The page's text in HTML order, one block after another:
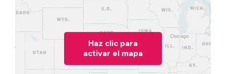
Haz clic para
activar el mapa